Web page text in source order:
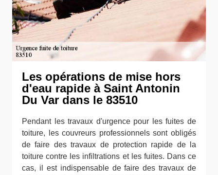
Les opérations de mise hors
d'eau rapide à Saint Antonin
Du Var dans le 83510
Pendant les travaux d'urgence pour les fuites de
toiture, les couvreurs professionnels sont obligés
de faire des travaux de protection rapide de la
toiture contre les infiltrations et les fuites. Dans ce
cas, il est indispensable de faire des travaux de